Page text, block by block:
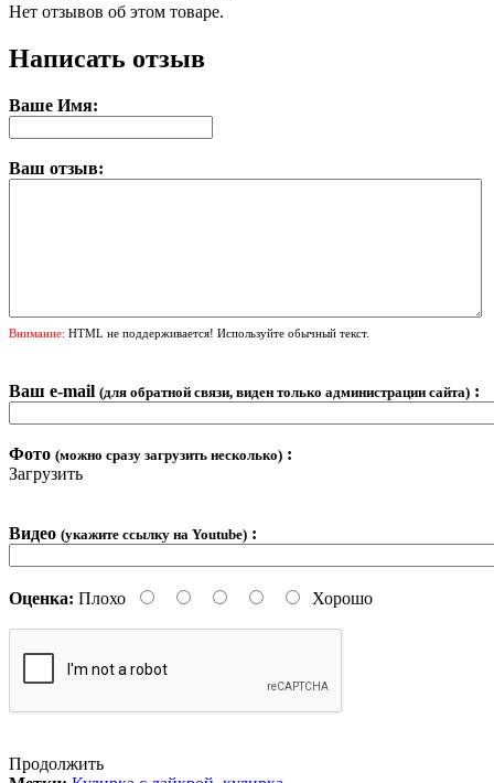
Нет отзывов об этом товаре.
Написать отзыв
Ваше Имя:
Ваш отзыв:
Внимание: HTML не поддерживается! Используйте обычный текст.
Ваш e-mail (для обратной связи, виден только администрации сайта) :
Фото (можно сразу загрузить несколько) :
Загрузить
Видео (укажите ссылку на Youtube) :
Оценка: Плохо Хорошо
Продолжить